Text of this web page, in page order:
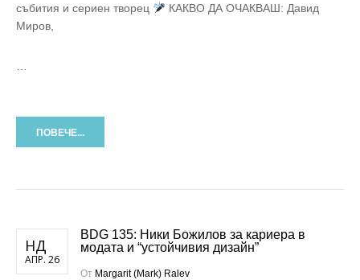
събития и сериен творец
КАКВО ДА ОЧАКВАШ: Давид
Миров,
ПОВЕЧЕ...
НД
АПР. 26
BDG 135: Ники Божилов за кариера в
модата и “устойчивия дизайн”
От Margarit (Mark) Ralev